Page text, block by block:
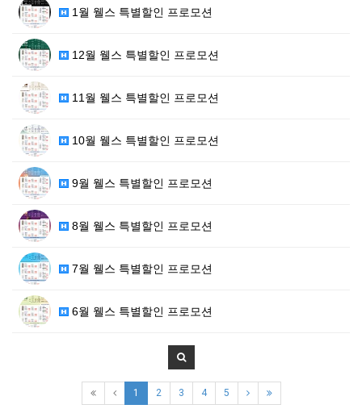
1월 웰스 특별할인 프로모션
12월 웰스 특별할인 프로모션
11월 웰스 특별할인 프로모션
10월 웰스 특별할인 프로모션
9월 웰스 특별할인 프로모션
8월 웰스 특별할인 프로모션
7월 웰스 특별할인 프로모션
6월 웰스 특별할인 프로모션
1 2 3 4 5